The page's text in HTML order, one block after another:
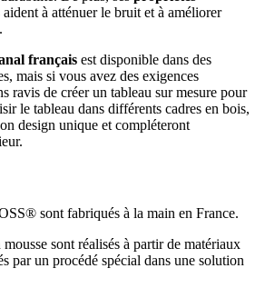
aident à atténuer le bruit et à améliorer
français est disponible dans des
mais si vous avez des exigences
ravis de créer un tableau sur mesure pour
le tableau dans différents cadres en bois,
design unique et compléteront
sont fabriqués à la main en France.
sont réalisés à partir de matériaux
par un procédé spécial dans une solution